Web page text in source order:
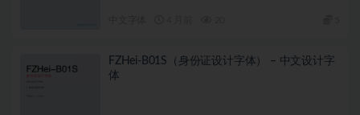
FZHei-B01S（身份证设计字体） – 中文设计字
体